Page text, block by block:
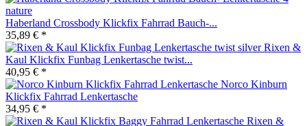
Haberland Crossbody Klickfix Fahrrad Bauch-...
35,89 € *
Rixen &
Kaul Klickfix Funbag Lenkertasche twist...
40,95 € *
Norco Kinburn
Klickfix Fahrrad Lenkertasche
34,95 € *
Rixen &